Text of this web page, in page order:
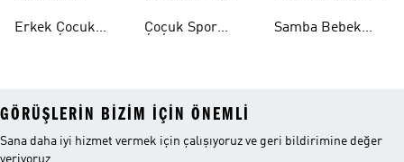
Erkek Çocuk
Çoçuk Spor
Samba Bebek
GÖRÜŞLERIN BIZIM IÇIN ÖNEMLI
Sana daha iyi hizmet vermek için çalışıyoruz ve geri bildirimine değer
veriyoruz